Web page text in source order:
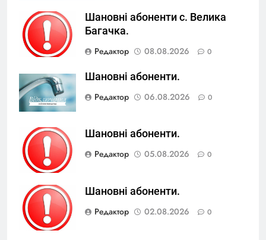
Шановні абоненти с. Велика
Багачка.
Редактор
08.08.2026 0
Шановні абоненти.
Редактор
06.08.2026 0
Шановні абоненти.
Редактор
05.08.2026 0
Шановні абоненти.
Редактор
02.08.2026 0